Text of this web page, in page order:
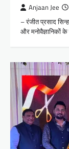
Anjaan Jee
– रंजीत प्रसाद
और मनोवैज्ञानिकों